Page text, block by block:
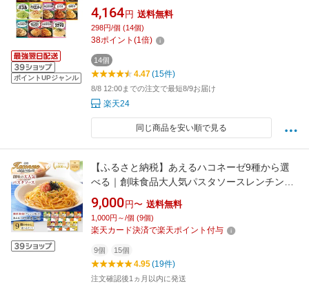
ポイントUPジャンル
トルト 調味料 常温保存]
4,164 円 送料無料
298円/個 (14個)
38ポイント (1倍)
14個
4.47(15件)
8/8 12:00までの注文で最短8/9お届け
楽天24
同じ商品を安い順で見る
【ふるさと納税】あえるハコネーゼ9種から選
べる｜創味食品大人気パスタソースレンチン不
要簡単時短レビュー高評価[ レトルトパスタソ
ース1パック2人前おすすめグルメアレンジ色々
スパゲッティイタリアン洋食お取り寄せ ]
9,000 円〜 送料無料
1,000円～/個 (9個)
楽天カード決済で楽天ポイント付与
9個 15個
4.95(19件)
注文確認後1ヵ月以内に発送